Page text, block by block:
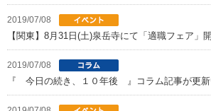
2019/07/08
【関東】8月31日(土)泉岳寺にて「適職フェア」
2019/07/08
『 今日の続き、１０年後 』コラム記事が更